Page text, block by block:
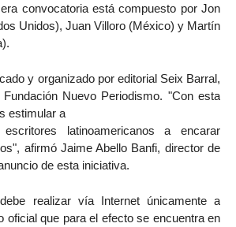
convocatoria está compuesto por Jon
Unidos), Juan Villoro (México) y Martín
y organizado por editorial Seix Barral,
Nuevo Periodismo. "Con esta
estimular a
latinoamericanos a encarar
afirmó Jaime Abello Banfi, director de
de esta iniciativa.
realizar vía Internet únicamente a
oficial que para el efecto se encuentra en